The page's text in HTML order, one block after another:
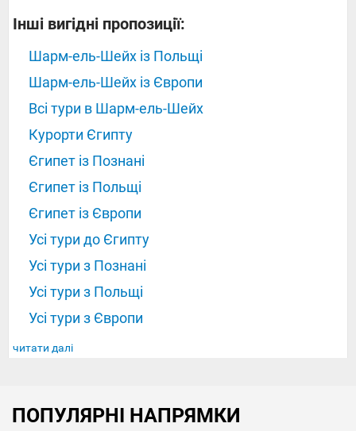
Інші вигідні пропозиції:
Шарм-ель-Шейх із Польщі
Шарм-ель-Шейх із Європи
Всі тури в Шарм-ель-Шейх
Курорти Єгипту
Єгипет із Познані
Єгипет із Польщі
Єгипет із Європи
Усі тури до Єгипту
Усі тури з Познані
Усі тури з Польщі
Усі тури з Європи
читати далі
ПОПУЛЯРНІ НАПРЯМКИ